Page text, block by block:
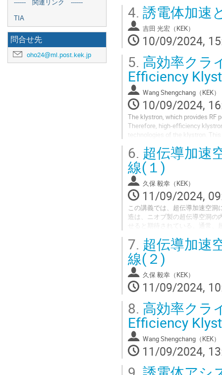
------ 関連リンク ------
TIA
問合せ先
oho24@ml.post.kek.jp
その代表例です。
本稿では誘電体を用いた様々
及びレーザー駆動それぞれの超
4. 誘電体加速
吉田 光宏（KEK）
10/09/2024,
5. 高効率クラ
Efficiency
Wang Shengchang（KEK）
10/09/2024,
The klystron, which provides RF
Therefore, high-efficiency
technologies of the klystron.
6. 超伝導加速
線(１)
久保 毅幸（KEK）
11/09/2024,
この講義では、超伝導加速空
造は、ニオブ製の超伝導空洞の
せると期待されている。通常
講義では、ロンドン理論を使
造を持つ超伝導体中の同様の
の結果も紹介する。さ
らに、最新の実験結果について
7. 超伝導加速
線(２)
久保 毅幸（KEK）
11/09/2024,
8. 高効率クラ
Efficiency
Wang Shengchang（KEK）
11/09/2024,